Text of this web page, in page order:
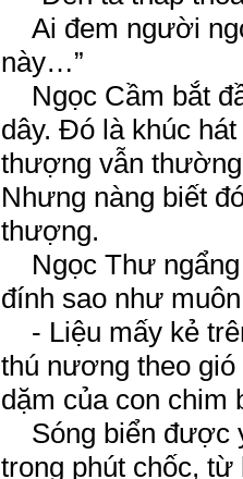
Ai đem người
này…”
Ngọc Cầm bắt
dây. Đó là khúc
thượng vẫn
Nhưng nàng biết
thượng.
Ngọc Thư
đính sao như
- Liệu mấy kẻ
thú nương theo
dặm của con chim
Sóng biển được
trong phút chốc,